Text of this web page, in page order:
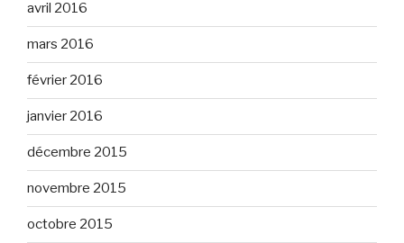
avril 2016
mars 2016
février 2016
janvier 2016
décembre 2015
novembre 2015
octobre 2015